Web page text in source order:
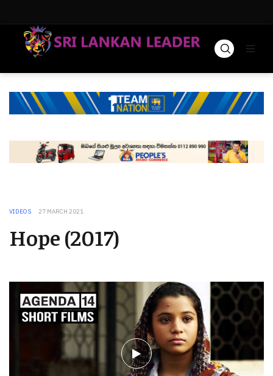
VIDEOS 27 MARCH 2021
Hope (2017)